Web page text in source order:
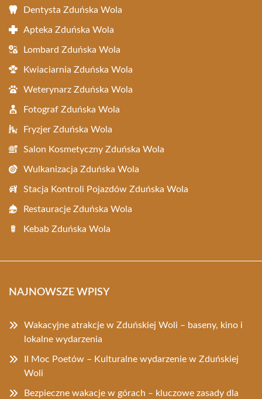
Dentysta Zduńska Wola
Apteka Zduńska Wola
Lombard Zduńska Wola
Kwiaciarnia Zduńska Wola
Weterynarz Zduńska Wola
Fotograf Zduńska Wola
Fryzjer Zduńska Wola
Salon Kosmetyczny Zduńska Wola
Wulkanizacja Zduńska Wola
Stacja Kontroli Pojazdów Zduńska Wola
Restauracje Zduńska Wola
Kebab Zduńska Wola
NAJNOWSZE WPISY
Wakacyjne atrakcje w Zduńskiej Woli – baseny, kino i
lokalne wydarzenia
II Moc Poetów – Kulturalne wydarzenie w Zduńskiej
Woli
Bezpieczne wakacje w górach – kluczowe zasady dla